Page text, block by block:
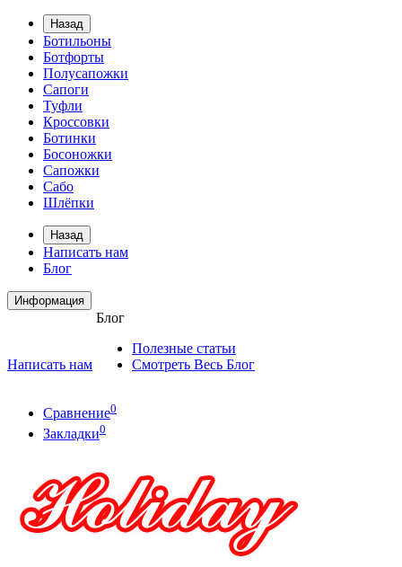
Назад
Ботильоны
Ботфорты
Полусапожки
Сапоги
Туфли
Кроссовки
Ботинки
Босоножки
Сапожки
Сабо
Шлёпки
Назад
Написать нам
Блог
Информация
Написать нам
Блог
Полезные статьи
Смотреть Весь Блог
Сравнение0
Закладки0